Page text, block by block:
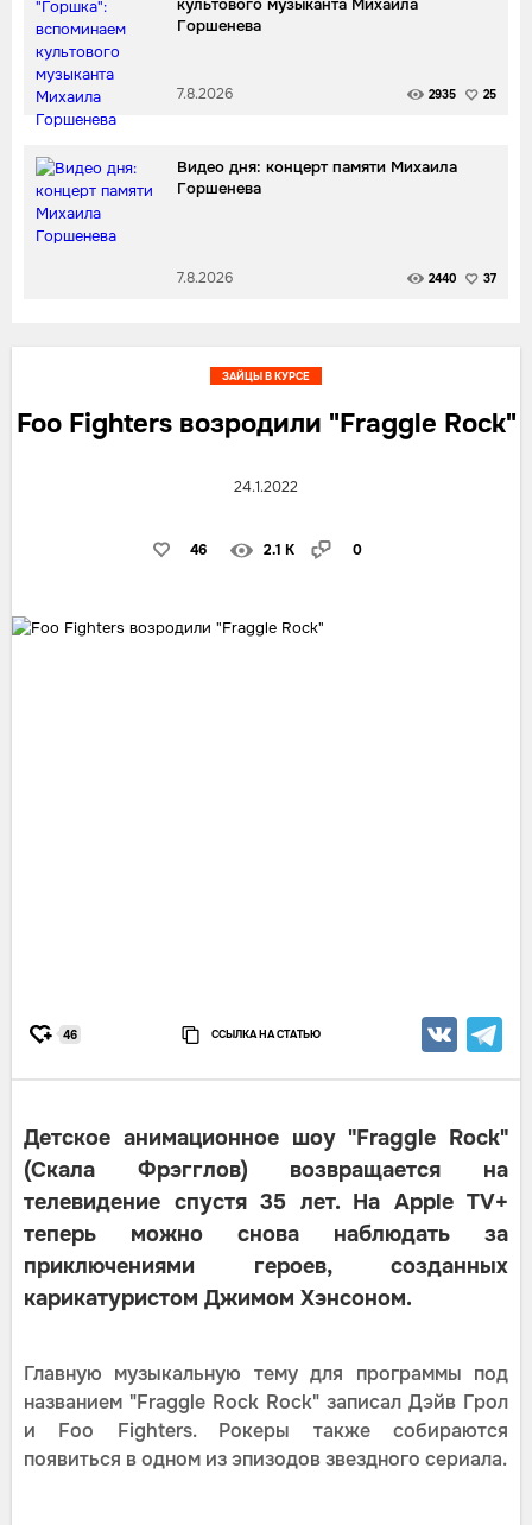
культового музыканта Михаила
Горшенева
7.8.2026 2935 25
Видео дня: концерт памяти Михаила
Горшенева
7.8.2026 2440 37
Foo Fighters возродили "Fraggle Rock"
24.1.2022
46 2.1 K 0
ЗАЙЦЫ В КУРСЕ
46 ССЫЛКА НА СТАТЬЮ
Детское анимационное шоу "Fraggle Rock"
(Скала Фрэгглов) возвращается на
телевидение спустя 35 лет. На Apple TV+
теперь можно снова наблюдать за
приключениями героев, созданных
карикатуристом Джимом Хэнсоном.
Главную музыкальную тему для программы под
названием "Fraggle Rock Rock" записал Дэйв Грол
и Foo Fighters. Рокеры также собираются
появиться в одном из эпизодов звездного сериала.